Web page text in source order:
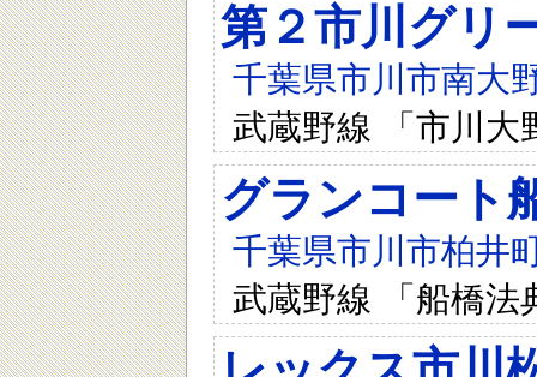
第２市川グリ
千葉県市川市南大
武蔵野線 「市川大
グランコート
千葉県市川市柏井
武蔵野線 「船橋法